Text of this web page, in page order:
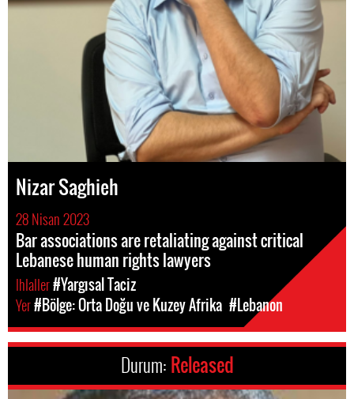
Nizar Saghieh
28 Nisan 2023
Bar associations are retaliating against critical
Lebanese human rights lawyers
Ihlaller#Yargısal Taciz
Yer#Bölge: Orta Doğu ve Kuzey Afrika #Lebanon
Durum: Released